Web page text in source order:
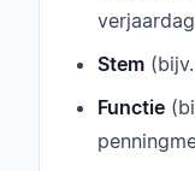
Stem
Functie